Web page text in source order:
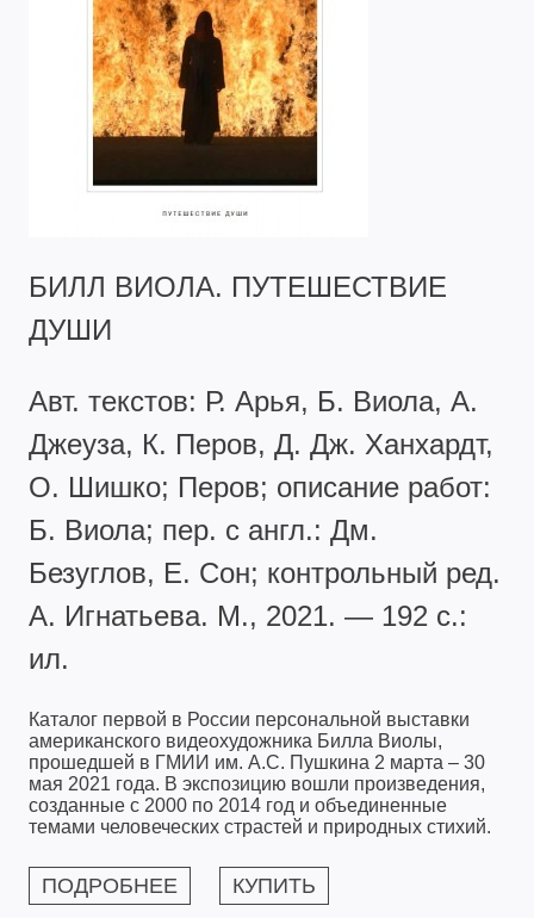
БИЛЛ ВИОЛА. ПУТЕШЕСТВИЕ
ДУШИ
Авт. текстов: Р. Арья, Б. Виола, А.
Джеуза, К. Перов, Д. Дж. Ханхардт,
О. Шишко; Перов; описание работ:
Б. Виола; пер. с англ.: Дм.
Безуглов, Е. Сон; контрольный ред.
А. Игнатьева. М., 2021. — 192 с.:
ил.
Каталог первой в России персональной выставки
американского видеохудожника Билла Виолы,
прошедшей в ГМИИ им. А.С. Пушкина 2 марта – 30
мая 2021 года. В экспозицию вошли произведения,
созданные с 2000 по 2014 год и объединенные
темами человеческих страстей и природных стихий.
ПОДРОБНЕЕ КУПИТЬ